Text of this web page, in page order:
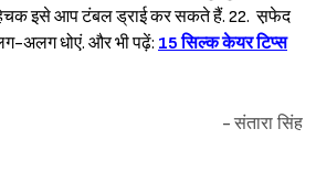
इसे आप टंबल ड्राई कर सकते हैं. 22. स़फेद
अलग धोएं. और भी पढ़ें: 15 सिल्क केयर टिप्स
- संतारा सिंह